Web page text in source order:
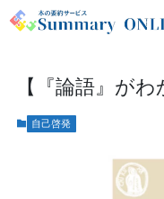
【『論語』が
自己啓発